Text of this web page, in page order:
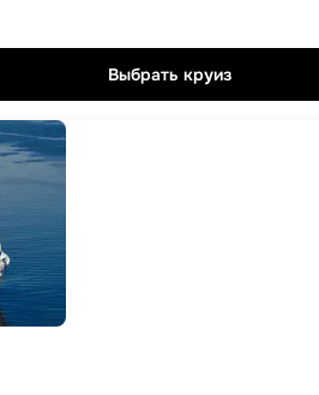
Выбрать круиз